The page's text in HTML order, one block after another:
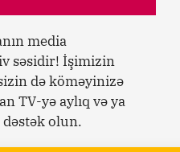
media
səsidir! İşimizin
də köməyinizə
TV-yə aylıq və ya
olun.